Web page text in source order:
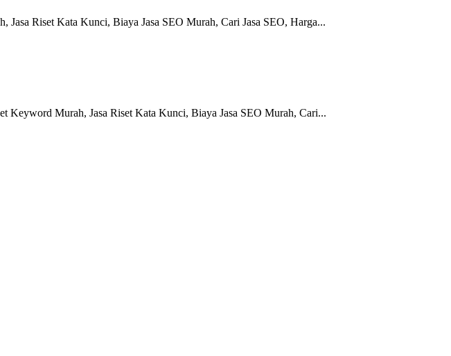
Riset Kata Kunci, Biaya Jasa SEO Murah, Cari Jasa SEO, Harga...
Keyword Murah, Jasa Riset Kata Kunci, Biaya Jasa SEO Murah, Cari...